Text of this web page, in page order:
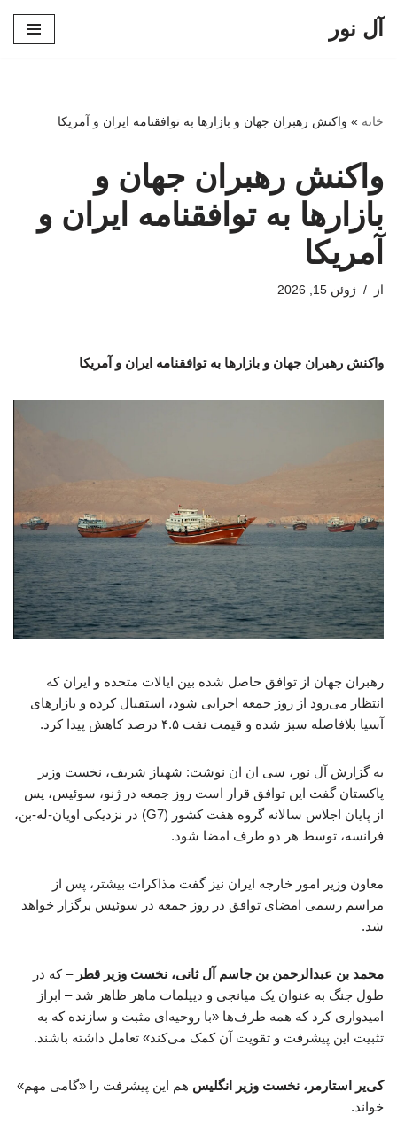
آل نور
خانه » واکنش رهبران جهان و بازارها به توافقنامه ایران و آمریکا
واکنش رهبران جهان و
بازارها به توافقنامه ایران و
آمریکا
از ژوئن 15, 2026
واکنش رهبران جهان و بازارها به توافقنامه ایران و آمریکا
رهبران جهان از توافق حاصل شده بین ایالات متحده و ایران که
انتظار می‌رود از روز جمعه اجرایی شود، استقبال کرده و بازارهای
آسیا بلافاصله سبز شده و قیمت نفت ۴.۵ درصد کاهش پیدا کرد.
به گزارش آل نور، سی ان ان نوشت: شهباز شریف، نخست وزیر
پاکستان گفت این توافق قرار است روز جمعه در ژنو، سوئیس، پس
از پایان اجلاس سالانه گروه هفت کشور (G7) در نزدیکی اویان-له-بن،
فرانسه، توسط هر دو طرف امضا شود.
معاون وزیر امور خارجه ایران نیز گفت مذاکرات بیشتر، پس از
مراسم رسمی امضای توافق در روز جمعه در سوئیس برگزار خواهد
شد.
محمد بن عبدالرحمن بن جاسم آل ثانی، نخست وزیر قطر – که در
طول جنگ به عنوان یک میانجی و دیپلمات ماهر ظاهر شد – ابراز
امیدواری کرد که همه طرف‌ها «با روحیه‌ای مثبت و سازنده که به
تثبیت این پیشرفت و تقویت آن کمک می‌کند» تعامل داشته باشند.
کی‌یر استارمر، نخست وزیر انگلیس هم این پیشرفت را «گامی مهم»
خواند.